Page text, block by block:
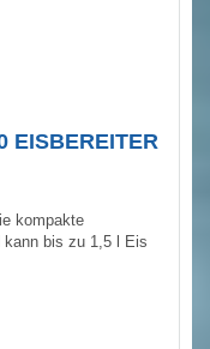
EISBEREITER
kompakte
bis zu 1,5 l Eis